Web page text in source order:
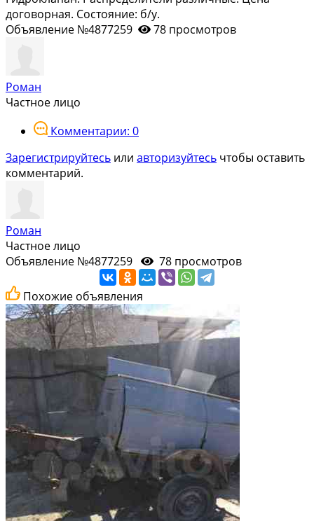
договорная. Состояние: б/у.
Объявление №4877259
78 просмотров
Роман
Частное лицо
Комментарии: 0
Зарегистрируйтесь или авторизуйтесь чтобы оставить
комментарий.
Роман
Частное лицо
Объявление №4877259
78 просмотров
Похожие объявления